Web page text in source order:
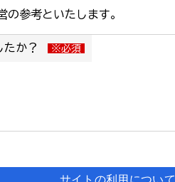
サイトの利用について